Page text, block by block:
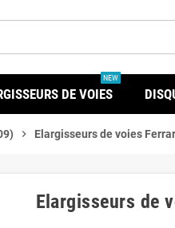
DE VOIES
NEW
chevron_right Elargisseurs de voies
Elargisseurs de